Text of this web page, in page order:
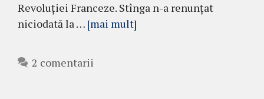
Revoluției Franceze. Stînga n-a renunțat
niciodată la … [mai mult]
2 comentarii